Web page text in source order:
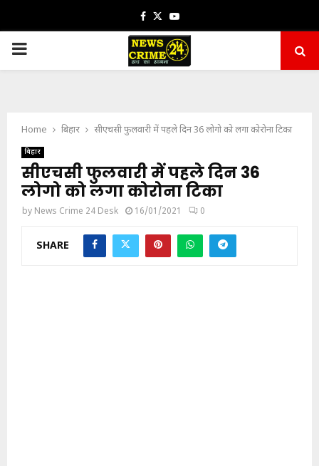
Facebook
TwitterYoutube
PRIMARY
Home बिहार सीएचसी फुलवारी में पहले दिन 36 लोगो को लगा कोरोना टिका
बिहार
सीएचसी फुलवारी में पहले दिन 36
लोगो को लगा कोरोना टिका
by News Crime 24 Desk 16/01/2021 0
SHARE